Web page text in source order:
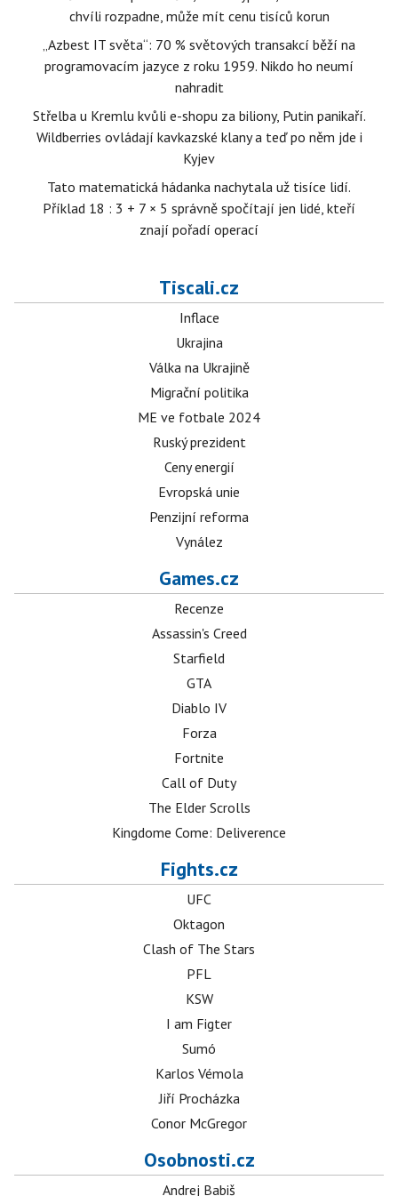
chvíli rozpadne, může mít cenu tisíců korun
„Azbest IT světa“: 70 % světových transakcí běží na
programovacím jazyce z roku 1959. Nikdo ho neumí
nahradit
Střelba u Kremlu kvůli e-shopu za biliony, Putin panikaří.
Wildberries ovládají kavkazské klany a teď po něm jde i
Kyjev
Tato matematická hádanka nachytala už tisíce lidí.
Příklad 18 : 3 + 7 × 5 správně spočítají jen lidé, kteří
znají pořadí operací
Tiscali.cz
Inflace
Ukrajina
Válka na Ukrajině
Migrační politika
ME ve fotbale 2024
Ruský prezident
Ceny energií
Evropská unie
Penzijní reforma
Vynález
Games.cz
Recenze
Assassin's Creed
Starfield
GTA
Diablo IV
Forza
Fortnite
Call of Duty
The Elder Scrolls
Kingdome Come: Deliverence
Fights.cz
UFC
Oktagon
Clash of The Stars
PFL
KSW
I am Figter
Sumó
Karlos Vémola
Jiří Procházka
Conor McGregor
Osobnosti.cz
Andrej Babiš